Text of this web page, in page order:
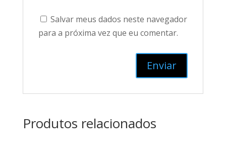
Salvar meus dados neste navegador
para a próxima vez que eu comentar.
Produtos relacionados